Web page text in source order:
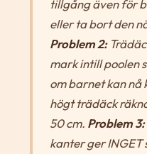
tillgång även för
eller ta bort den
Problem 2:
mark intill poolen
om barnet kan nå
högt trädäck
50 cm. Problem 3:
kanter ger INGET